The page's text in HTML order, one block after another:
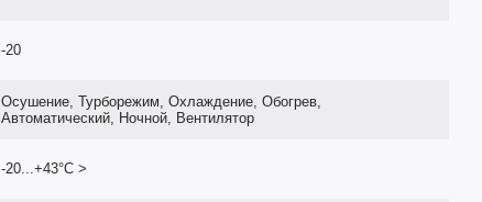
-20
Осушение, Турборежим, Охлаждение, Обогрев,
Автоматический, Ночной, Вентилятор
-20...+43°С >